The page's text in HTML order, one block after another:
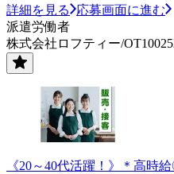
詳細を見る
応募画面に進む
派遣労働者
株式会社ロフティー/
《20～40代活躍！》＊高時